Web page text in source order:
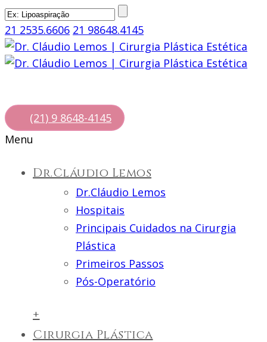
21 2535.6606 21 98648.4145
(21) 9 8648-4145
Menu
Dr.Cláudio Lemos
Dr.Cláudio Lemos
Hospitais
Principais Cuidados na Cirurgia
Plástica
Primeiros Passos
Pós-Operatório
+
Cirurgia Plástica